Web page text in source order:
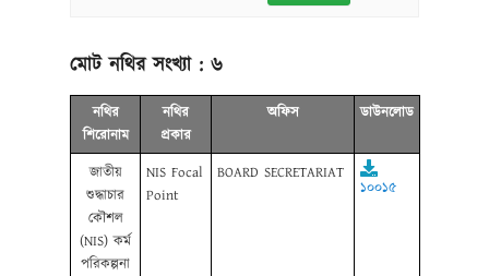
মোট নথির সংখ্যা : ৬
নথির
শিরোনাম
নথির
প্রকার
অফিস ডাউনলোড
জাতীয়
শুদ্ধাচার
কৌশল
(NIS) কর্ম
পরিকল্পনা
NIS Focal
Point
BOARD SECRETARIAT
১০০১৫